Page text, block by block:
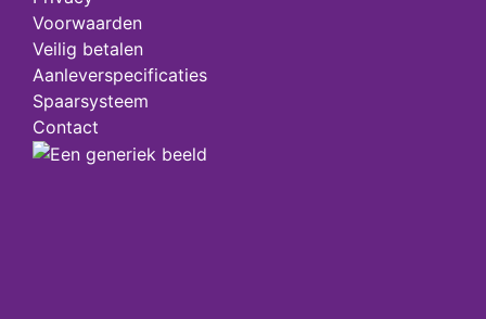
Voorwaarden
Veilig betalen
Aanleverspecificaties
Spaarsysteem
Contact